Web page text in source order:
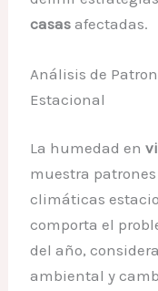
casas afectadas.
Análisis de
Estacional
La humedad en
muestra
climáticas
comporta el
del año,
ambiental y